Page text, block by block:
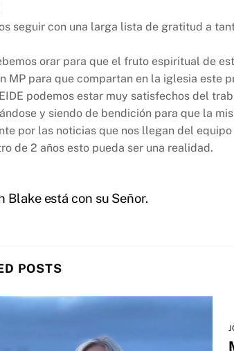
seguir con una larga lista de gratitud a
orar para que el fruto espiritual de
MP para que compartan en la iglesia este
podemos estar muy satisfechos del
y siendo de bendición para que la
por las noticias que nos llegan del
de 2 años esto pueda ser una realidad.
Blake está con su Señor.
POSTS